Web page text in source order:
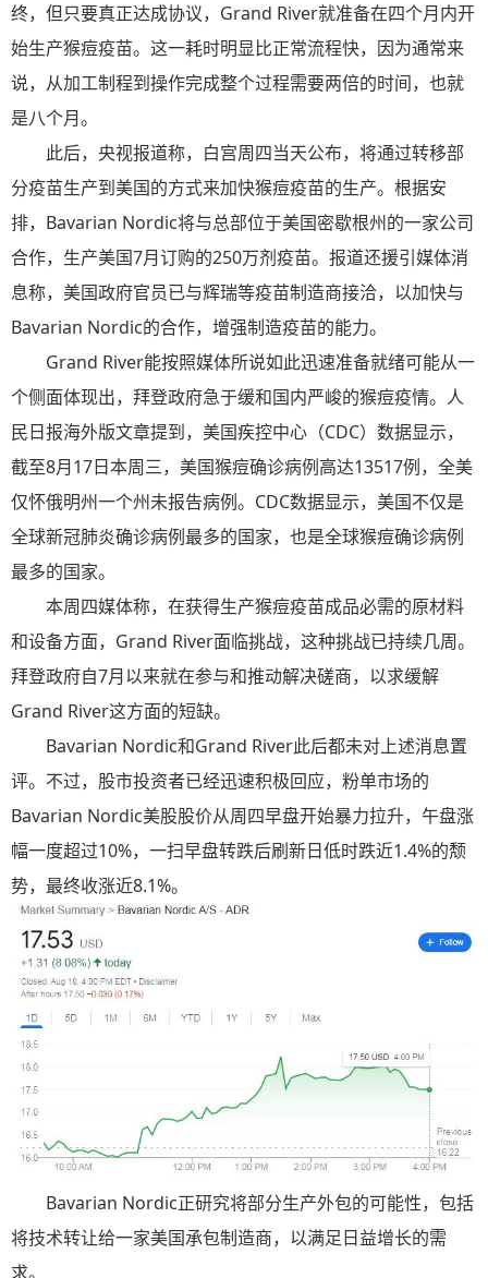
终，但只要真正达成协议，Grand River就准备在四个月内开
始生产猴痘疫苗。这一耗时明显比正常流程快，因为通常来
说，从加工制程到操作完成整个过程需要两倍的时间，也就
是八个月。
此后，央视报道称，白宫周四当天公布，将通过转移部
分疫苗生产到美国的方式来加快猴痘疫苗的生产。根据安
排，Bavarian Nordic将与总部位于美国密歇根州的一家公司
合作，生产美国7月订购的250万剂疫苗。报道还援引媒体消
息称，美国政府官员已与辉瑞等疫苗制造商接洽，以加快与
Bavarian Nordic的合作，增强制造疫苗的能力。
Grand River能按照媒体所说如此迅速准备就绪可能从一
个侧面体现出，拜登政府急于缓和国内严峻的猴痘疫情。人
民日报海外版文章提到，美国疾控中心（CDC）数据显示，
截至8月17日本周三，美国猴痘确诊病例高达13517例，全美
仅怀俄明州一个州未报告病例。CDC数据显示，美国不仅是
全球新冠肺炎确诊病例最多的国家，也是全球猴痘确诊病例
最多的国家。
本周四媒体称，在获得生产猴痘疫苗成品必需的原材料
和设备方面，Grand River面临挑战，这种挑战已持续几周。
拜登政府自7月以来就在参与和推动解决磋商，以求缓解
Grand River这方面的短缺。
Bavarian Nordic和Grand River此后都未对上述消息置
评。不过，股市投资者已经迅速积极回应，粉单市场的
Bavarian Nordic美股股价从周四早盘开始暴力拉升，午盘涨
幅一度超过10%，一扫早盘转跌后刷新日低时跌近1.4%的颓
势，最终收涨近8.1%。
Bavarian Nordic正研究将部分生产外包的可能性，包括
将技术转让给一家美国承包制造商，以满足日益增长的需
求。